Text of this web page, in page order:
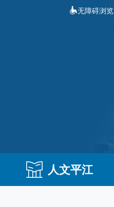
无障碍浏览
人文平江